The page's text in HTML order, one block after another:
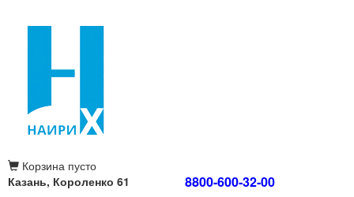
Корзина пусто
Казань, Короленко 61
8800-600-32-00